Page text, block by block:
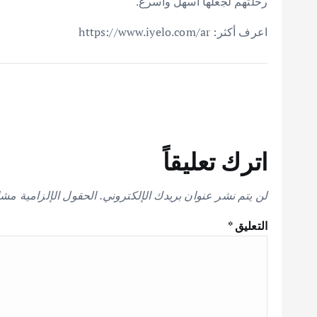
اعرف أكثر: https://www.iyelo.com/ar
اترك تعليقاً
لن يتم نشر عنوان بريدك الإلكتروني. الحقول الإلزامية
التعليق*